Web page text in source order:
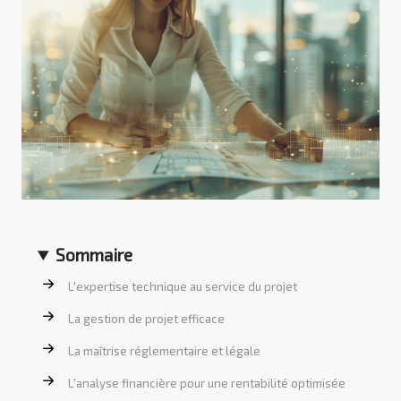
Sommaire
L'expertise technique au service du projet
La gestion de projet efficace
La maîtrise réglementaire et légale
L'analyse financière pour une rentabilité optimisée